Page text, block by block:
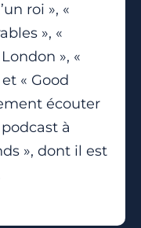
roi », «
», «
», «
« Good
écouter
à
», dont il est